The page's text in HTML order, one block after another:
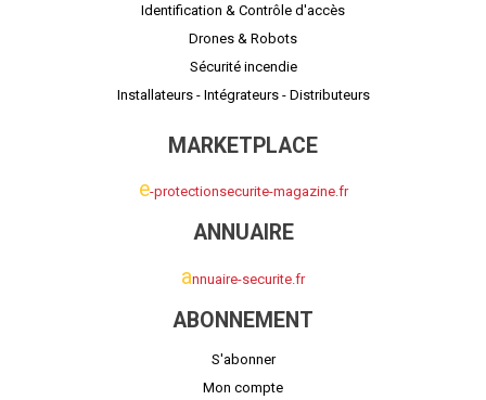
Identification & Contrôle d'accès
Drones & Robots
Sécurité incendie
Installateurs - Intégrateurs - Distributeurs
MARKETPLACE
e-protectionsecurite-magazine.fr
ANNUAIRE
annuaire-securite.fr
ABONNEMENT
S'abonner
Mon compte